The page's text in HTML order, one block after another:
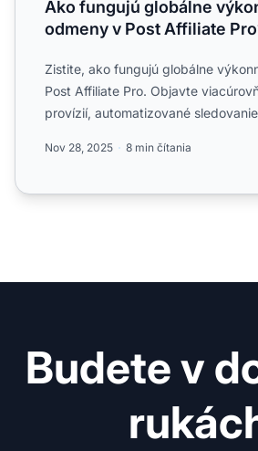
Ako fungujú globálne
odmeny v Post Affiliate
Zistite, ako fungujú globálne
Post Affiliate Pro. Objavte
provízií, automatizované
Nov 28, 2025 8 min čítania
Budete v